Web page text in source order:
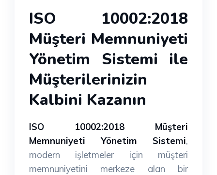
ISO 10002:2018
Müşteri Memnuniyeti
Yönetim Sistemi ile
Müşterilerinizin
Kalbini Kazanın
ISO 10002:2018 Müşteri
Memnuniyeti Yönetim Sistemi,
modern işletmeler için müşteri
memnuniyetini merkeze alan bir